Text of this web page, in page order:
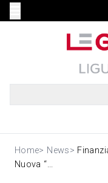
Home> News>
Nuova “...